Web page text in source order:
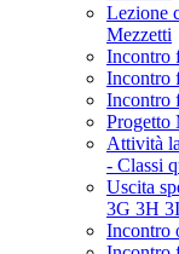
Lezione
Mezzetti
Incontro
Incontro
Incontro
Progetto
Attività
- Classi
Uscita
3G 3H
Incontro